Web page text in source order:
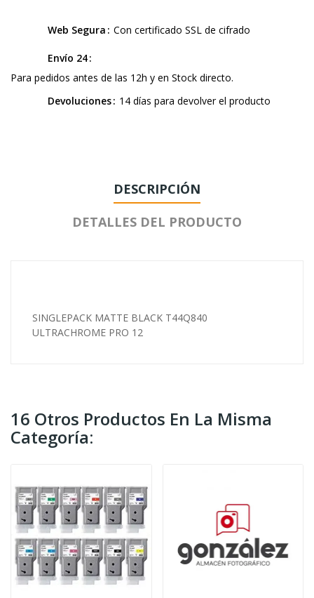
Web Segura Con certificado SSL de cifrado
Envío 24
Para pedidos antes de las 12h y en Stock directo.
Devoluciones
14 días para devolver el producto
DESCRIPCIÓN
DETALLES DEL PRODUCTO
SINGLEPACK MATTE BLACK T44Q840
ULTRACHROME PRO 12
16 Otros Productos En La Misma
Categoría: